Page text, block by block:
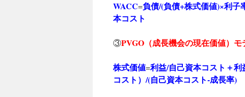
WACC=負債/(負債+株式価値)×利子
本コスト
③PVGO（成長機会の現在価値）モ
株式価値=利益/自己資本コスト＋
コスト）/(自己資本コスト-成長率)